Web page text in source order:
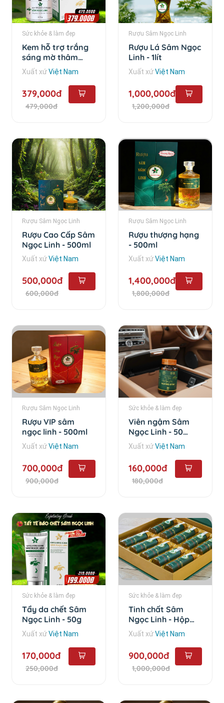
Sức khỏe & làm đẹp
Kem hỗ trợ trắng
sáng mờ thâm
Sâm Ngọc Linh -
35gram
Xuất xứViệt Nam
379,000đ
479,000đ
Rượu Sâm Ngọc Linh
Rượu Lá Sâm Ngọc
Linh - 1lít
Xuất xứViệt Nam
1,000,000đ
1,200,000đ
Rượu Sâm Ngọc Linh
Rượu Cao Cấp Sâm
Ngọc Linh - 500ml
Xuất xứViệt Nam
500,000đ
600,000đ
Rượu Sâm Ngọc Linh
Rượu thượng hạng
- 500ml
Xuất xứViệt Nam
1,400,000đ
1,800,000đ
Rượu Sâm Ngọc Linh
Rượu VIP sâm
ngọc linh - 500ml
Xuất xứViệt Nam
700,000đ
900,000đ
Sức khỏe & làm đẹp
Viên ngậm Sâm
Ngọc Linh - 50
viên/hộp
Xuất xứViệt Nam
160,000đ
180,000đ
Sức khỏe & làm đẹp
Tẩy da chết Sâm
Ngọc Linh - 50g
Xuất xứViệt Nam
170,000đ
250,000đ
Sức khỏe & làm đẹp
Tinh chất Sâm
Ngọc Linh - Hộp
Combo 10 chai
Xuất xứViệt Nam
900,000đ
1,000,000đ